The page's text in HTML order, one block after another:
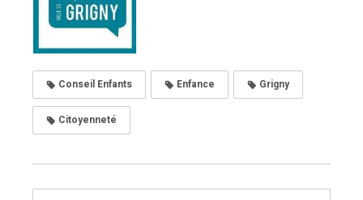
Conseil Enfants Enfance Grigny
Citoyenneté